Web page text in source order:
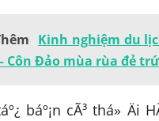
Kinh nghiệm du
Côn Đảo mùa rùa đẻ
báº¡n cÃ³ thá» Äi